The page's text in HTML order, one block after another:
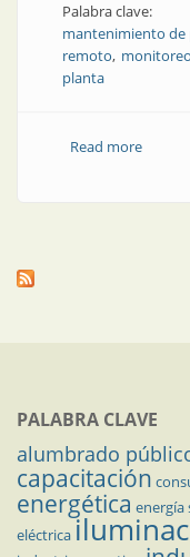
Palabra clave:
mantenimiento de
remoto monitoreo
planta
Read moreabout
PALABRA CLAVE
alumbrado
capacitación
energética energía
eléctrica